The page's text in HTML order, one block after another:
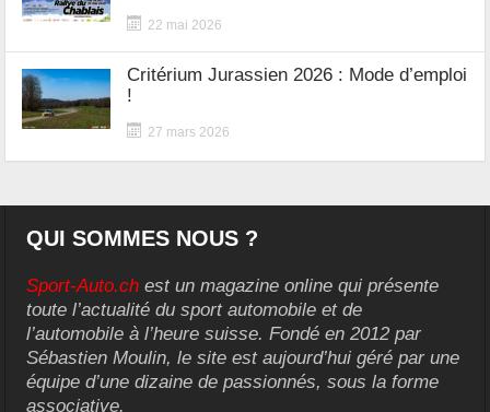
22 mai 2026
Critérium Jurassien 2026 : Mode d’emploi
!
27 mars 2026
QUI SOMMES NOUS ?
Sport-Auto.ch est un magazine online qui présente
toute l’actualité du sport automobile et de
l’automobile à l’heure suisse. Fondé en 2012 par
Sébastien Moulin, le site est aujourd’hui géré par une
équipe d’une dizaine de passionnés, sous la forme
associative.